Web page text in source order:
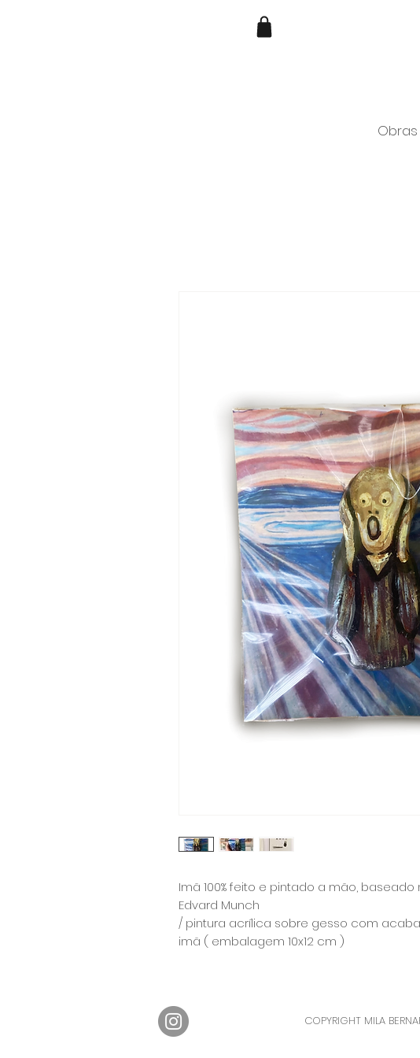
Imã 100% feito e pintado a mão, baseado
Edvard Munch
/ pintura acrílica sobre gesso com
imã ( embalagem 10x12 cm )
COPYRIGHT MILA